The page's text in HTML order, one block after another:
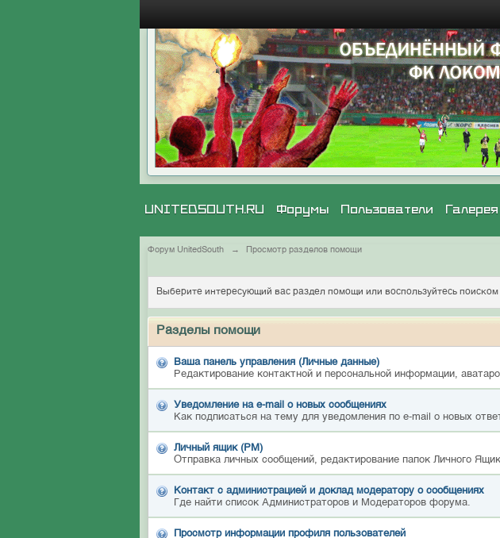
UNITEDSOUTH.RU Галерея
Форумы Пользователи
Форум UnitedSouth → Просмотр разделов помощи
Выберите интересующий вас раздел помощи или воспользуйтесь поиском
Разделы помощи
Ваша панель управления (Личные данные)
Редактирование контактной и персональной информации,
Уведомление на e-mail о новых сообщениях
Как подписаться на тему для уведомления по e-mail о новых
Личный ящик (PM)
Отправка личных сообщений, редактирование папок Личного
Контакт с администрацией и доклад модератору о сообщениях
Где найти список Администраторов и Модераторов форума.
Просмотр информации профиля пользователей